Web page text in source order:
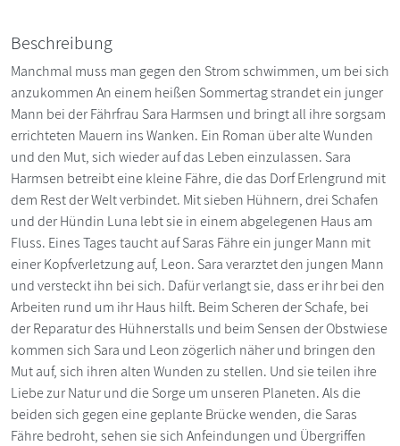
Beschreibung
Manchmal muss man gegen den Strom schwimmen, um bei sich
anzukommen An einem heißen Sommertag strandet ein junger
Mann bei der Fährfrau Sara Harmsen und bringt all ihre sorgsam
errichteten Mauern ins Wanken. Ein Roman über alte Wunden
und den Mut, sich wieder auf das Leben einzulassen. Sara
Harmsen betreibt eine kleine Fähre, die das Dorf Erlengrund mit
dem Rest der Welt verbindet. Mit sieben Hühnern, drei Schafen
und der Hündin Luna lebt sie in einem abgelegenen Haus am
Fluss. Eines Tages taucht auf Saras Fähre ein junger Mann mit
einer Kopfverletzung auf, Leon. Sara verarztet den jungen Mann
und versteckt ihn bei sich. Dafür verlangt sie, dass er ihr bei den
Arbeiten rund um ihr Haus hilft. Beim Scheren der Schafe, bei
der Reparatur des Hühnerstalls und beim Sensen der Obstwiese
kommen sich Sara und Leon zögerlich näher und bringen den
Mut auf, sich ihren alten Wunden zu stellen. Und sie teilen ihre
Liebe zur Natur und die Sorge um unseren Planeten. Als die
beiden sich gegen eine geplante Brücke wenden, die Saras
Fähre bedroht, sehen sie sich Anfeindungen und Übergriffen